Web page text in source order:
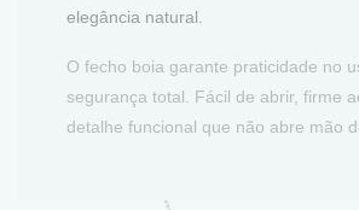
elegância natural.
O fecho boia garante praticidade no
segurança total. Fácil de abrir, firme
detalhe funcional que não abre mão